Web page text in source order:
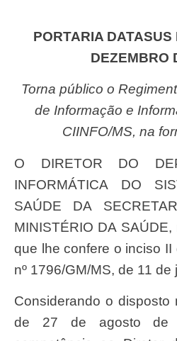
PORTARIA DATASUS N. 241, DE 10 DE
DEZEMBRO
Torna público o Regimento Interno do Comitê
de Informação e
CIINFO/MS, na
O DIRETOR DO DEPARTAMENTO DE
INFORMÁTICA DO
SAÚDE DA
MINISTÉRIO DA
que lhe confere o inciso II
nº 1796/GM/MS, de 11
Considerando o disposto na Portaria nº 2.235,
de 27 de agosto de